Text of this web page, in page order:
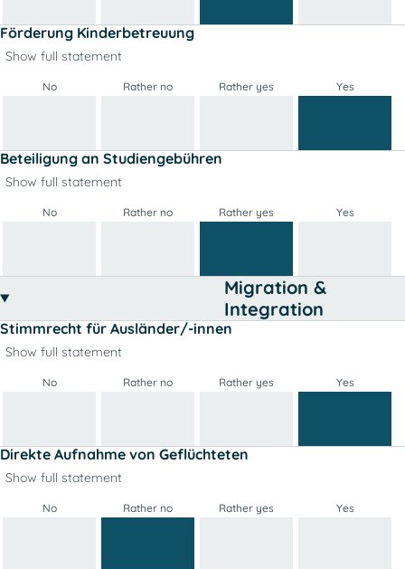
Förderung Kinderbetreuung
Show full statement
No Rather no Rather yes Yes
Beteiligung an Studiengebühren
Show full statement
No Rather no Rather yes Yes
Migration &
Integration
Stimmrecht für Ausländer/-innen
Show full statement
No Rather no Rather yes Yes
Direkte Aufnahme von Geflüchteten
Show full statement
No Rather no Rather yes Yes